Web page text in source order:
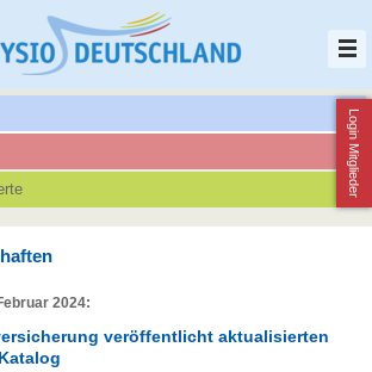
Login Mitglieder
2024:
veröffentlicht aktualisierten